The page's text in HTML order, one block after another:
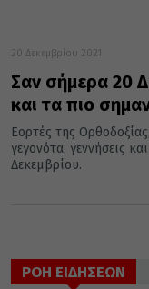
20 Δεκεμβρίου 2021
Σαν σήμερα 20
και τα πιο
Εορτές της
γεγονότα, γεννήσεις
Δεκεμβρίου.
ΡΟΗ ΕΙΔΗΣΕΩΝ